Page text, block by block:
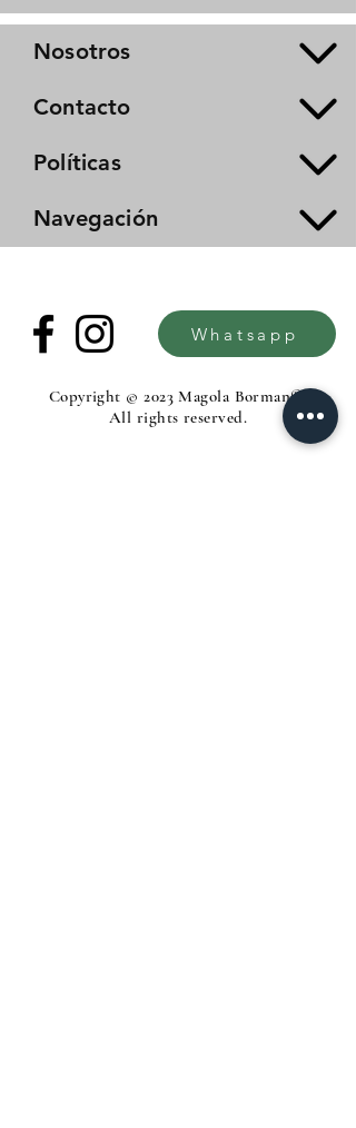
Nosotros
Contacto
Políticas
Navegación
Whatsapp
Copyright © 2023 Magola Borman®.
All rights reserved.